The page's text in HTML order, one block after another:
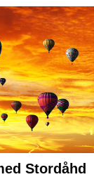
Stordåhd